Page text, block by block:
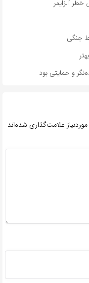
جنگی
و حمایتی بود
علامت‌گذاری شده‌اند